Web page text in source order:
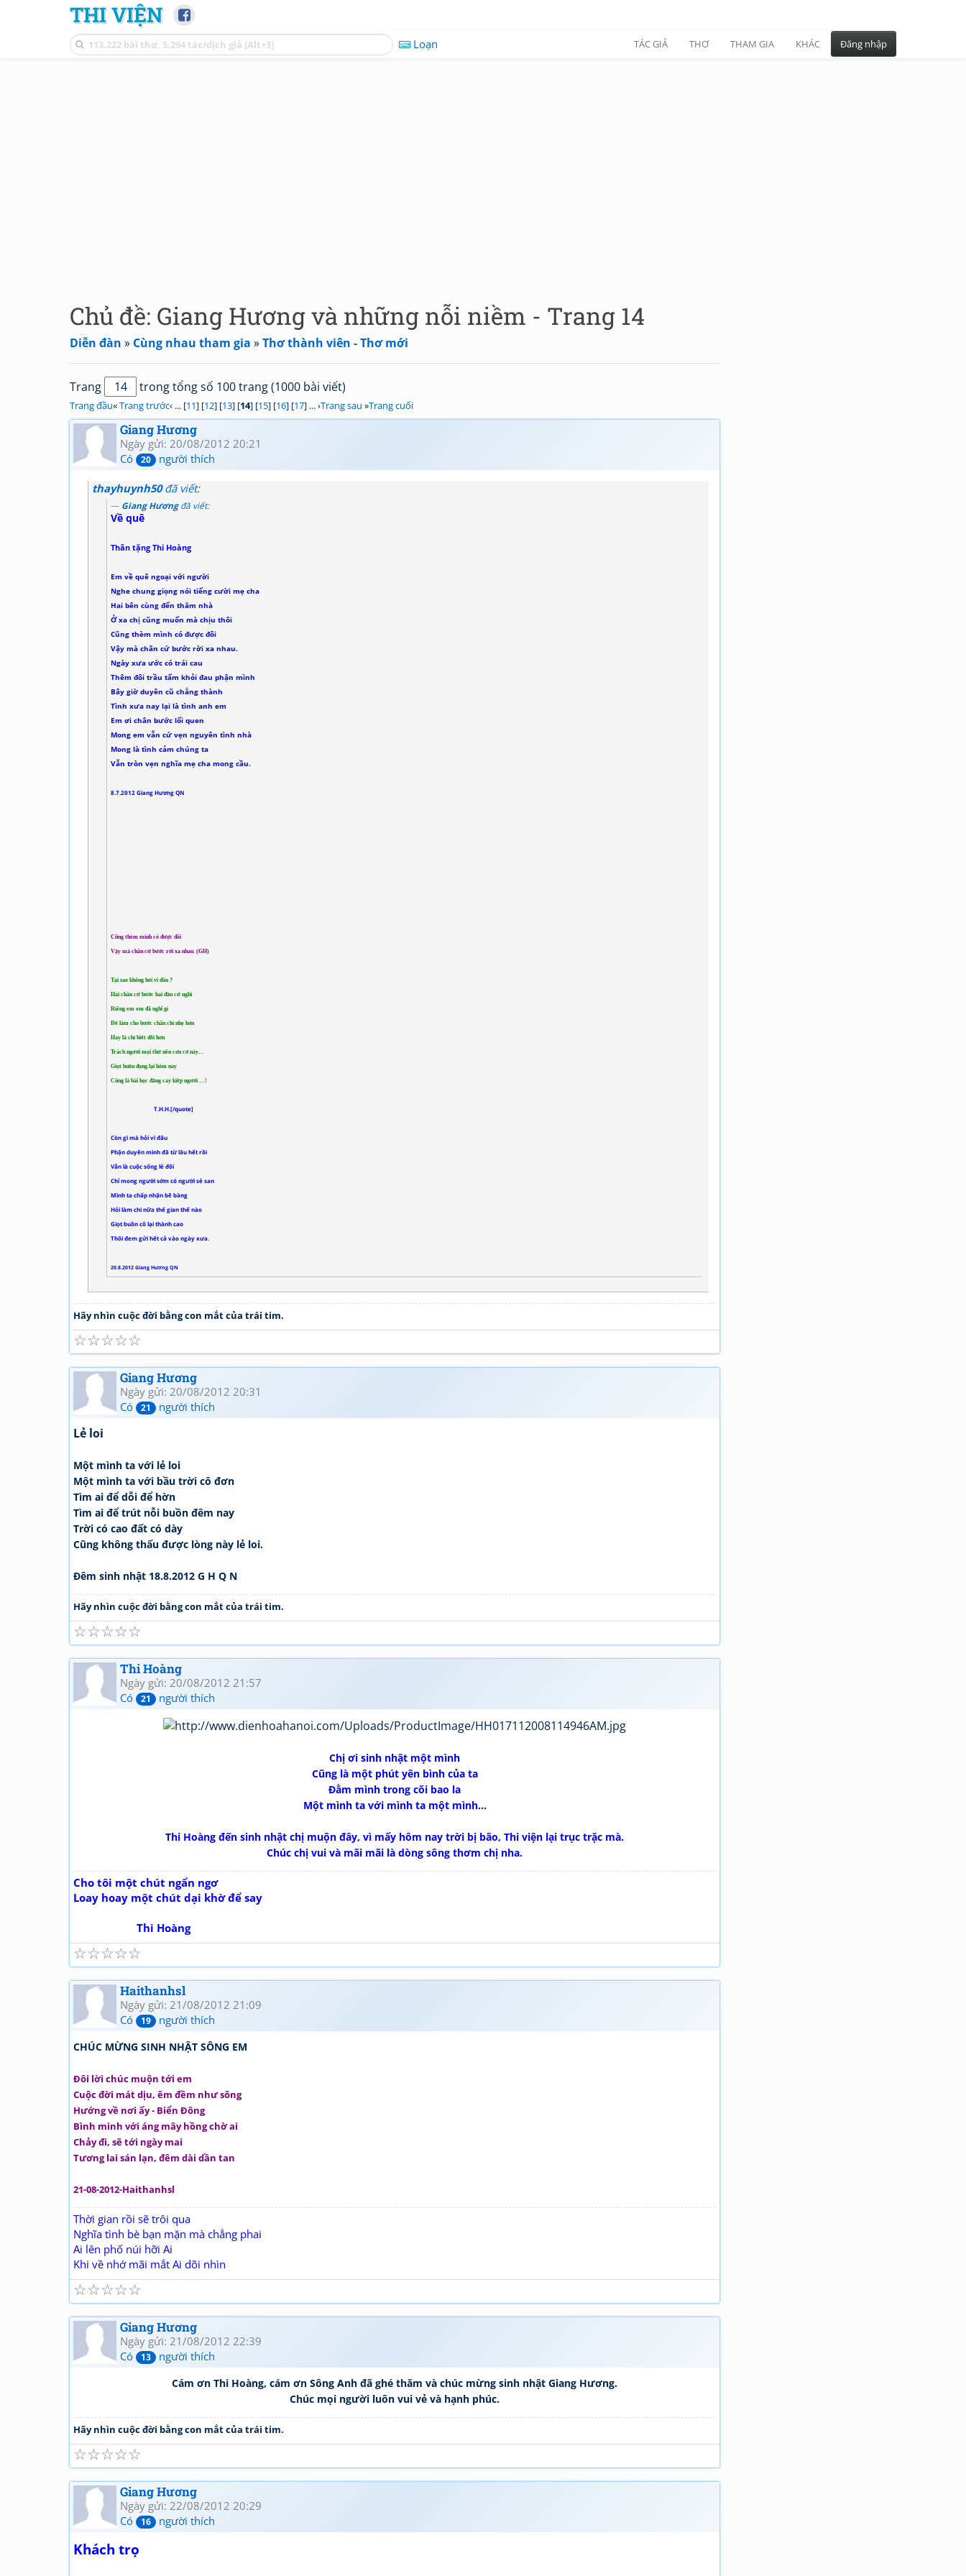
THI VIỆN
Loạn TÁC GIẢ THƠ THAM GIA KHÁC Đăng nhập
Chủ đề: Giang Hương và những nỗi niềm - Trang 14
Diễn đàn » Cùng nhau tham gia »Thơ thành viên - Thơ mới
Trang trong tổng số 100 trang (1000 bài viết)
Trang đầu«Trang trước‹ ... [11] [12] [13] [14] [15] [16] [17] ... ›Trang sau »Trang cuối
Giang Hương
Ngày gửi: 20/08/2012 20:21
Có
20 người thích
thayhuynh50đã viết:
Giang Hươngđã viết:
Về quê
Thân tặng Thi Hoàng
Em về quê ngoại với người
Nghe chung giọng nói tiếng cười mẹ cha
Hai bên cùng đến thăm nhà
Ở xa chị cũng muốn mà chịu thôi
Cũng thèm mình có được đôi
Vậy mà chân cứ bước rời xa nhau.
Ngày xưa ước có trái cau
Thêm đôi trầu tấm khỏi đau phận mình
Bây giờ duyên cũ chẳng thành
Tình xưa nay lại là tình anh em
Em ơi chân bước lối quen
Mong em vẫn cứ vẹn nguyên tình nhà
Mong là tình cảm chúng ta
Vẫn tròn vẹn nghĩa mẹ cha mong cầu.
8.7.2012 Giang Hương QN
Cũng thèm mình có được đôi
Vậy mà chân cứ bước rời xa nhau. (GH)
Tại sao không hỏi vì đâu ?
Hai chân cứ bước hai đầu cứ nghi
Riêng em em đã nghĩ gì
Để làm cho bước chân chì nhẹ hơn
Hay là chỉ biết dỗi hơn
Trách người mọi thứ nên cơn cớ này…
Giọt buồn đọng lại hôm nay
Cũng là bài học đắng cay kiếp người …!
T.H.H.[/quote]
Còn gì mà hỏi vì đâu
Phận duyên mình đã từ lâu hết rồi
Vẫn là cuộc sống lẻ đôi
Chỉ mong người sớm có người sẻ san
Mình ta chấp nhận bẽ bàng
Hỏi làm chi nữa thế gian thế nào
Giọt buồn cô lại thành cao
Thôi đem gửi hết cả vào ngày xưa.
20.8.2012 Giang Hương QN
Hãy nhìn cuộc đời bằng con mắt của trái tim.
☆
☆
☆
☆
☆
Giang Hương
Ngày gửi: 20/08/2012 20:31
Có
21 người thích
Lẻ loi
Một mình ta với lẻ loi
Một mình ta với bầu trời cô đơn
Tìm ai để dỗi để hờn
Tìm ai để trút nỗi buồn đêm nay
Trời có cao đất có dày
Cũng không thấu được lòng này lẻ loi.
Đêm sinh nhật 18.8.2012 G H Q N
Hãy nhìn cuộc đời bằng con mắt của trái tim.
☆
☆
☆
☆
☆
Thi Hoàng
Ngày gửi: 20/08/2012 21:57
Có
21 người thích
Chị ơi sinh nhật một mình
Cũng là một phút yên bình của ta
Đằm mình trong cõi bao la
Một mình ta với mình ta một mình...
Thi Hoàng đến sinh nhật chị muộn đây, vì mấy hôm nay trời bị bão, Thi viện lại trục trặc mà.
Chúc chị vui và mãi mãi là dòng sông thơm chị nha.
Cho tôi một chút ngẩn ngơ
Loay hoay một chút dại khờ để say
Thi Hoàng
☆
☆
☆
☆
☆
Haithanhsl
Ngày gửi: 21/08/2012 21:09
Có
19 người thích
CHÚC MỪNG SINH NHẬT SÔNG EM
Đôi lời chúc muộn tới em
Cuộc đời mát dịu, êm đềm như sông
Hướng về nơi ấy - Biển Đông
Bình minh với áng mây hồng chờ ai
Chảy đi, sẽ tới ngày mai
Tương lai sán lạn, đêm dài dần tan
21-08-2012-Haithanhsl
Thời gian rồi sẽ trôi qua
Nghĩa tình bè bạn mặn mà chẳng phai
Ai lên phố núi hỡi Ai
Khi về nhớ mãi mắt Ai dõi nhìn
☆
☆
☆
☆
☆
Giang Hương
Ngày gửi: 21/08/2012 22:39
Có
13 người thích
Cám ơn Thi Hoàng, cám ơn Sông Anh đã ghé thăm và chúc mừng sinh nhật Giang Hương.
Chúc mọi người luôn vui vẻ và hạnh phúc.
Hãy nhìn cuộc đời bằng con mắt của trái tim.
☆
☆
☆
☆
☆
Giang Hương
Ngày gửi: 22/08/2012 20:29
Có
16 người thích
Khách trọ